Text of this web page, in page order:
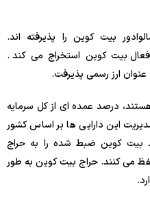
بیت کوین را پذیرفته اند.
بیت کوین استخراج می کند .
درصد عمده ای از کل سرمایه
این دارایی ها بر اساس کشور
بیت کوین ضبط شده را به حراج
می کنند. حراج بیت کوین به طور